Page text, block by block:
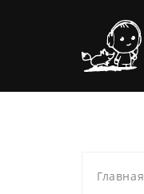
Главная